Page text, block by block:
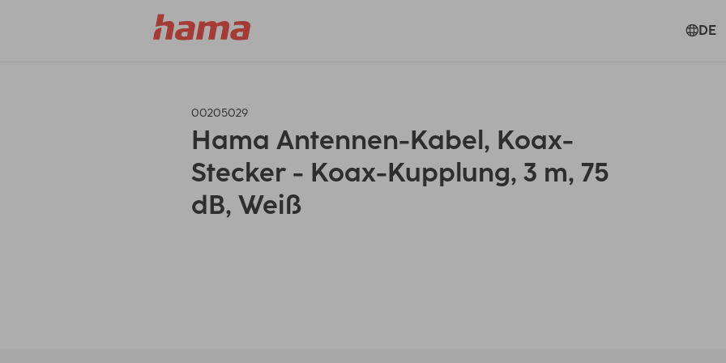
DE
00205029
Hama Antennen-Kabel, Koax-
Stecker - Koax-Kupplung, 3 m, 75
dB, Weiß